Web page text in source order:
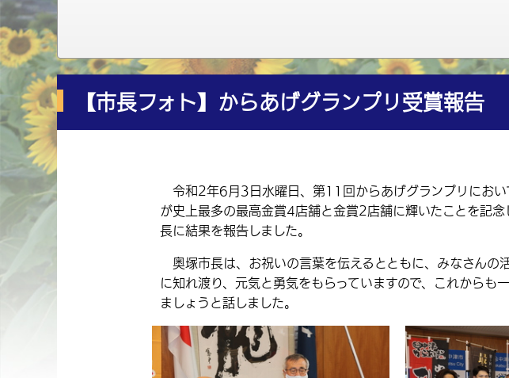
【市長フォト】からあげグランプリ受賞報告
令和2年6月3日水曜日、第11回からあげグランプリにおい
が史上最多の最高金賞4店舗と金賞2店舗に輝いたことを記念
長に結果を報告しました。
奥塚市長は、お祝いの言葉を伝えるとともに、みなさんの
に知れ渡り、元気と勇気をもらっていますので、これからも
ましょうと話しました。